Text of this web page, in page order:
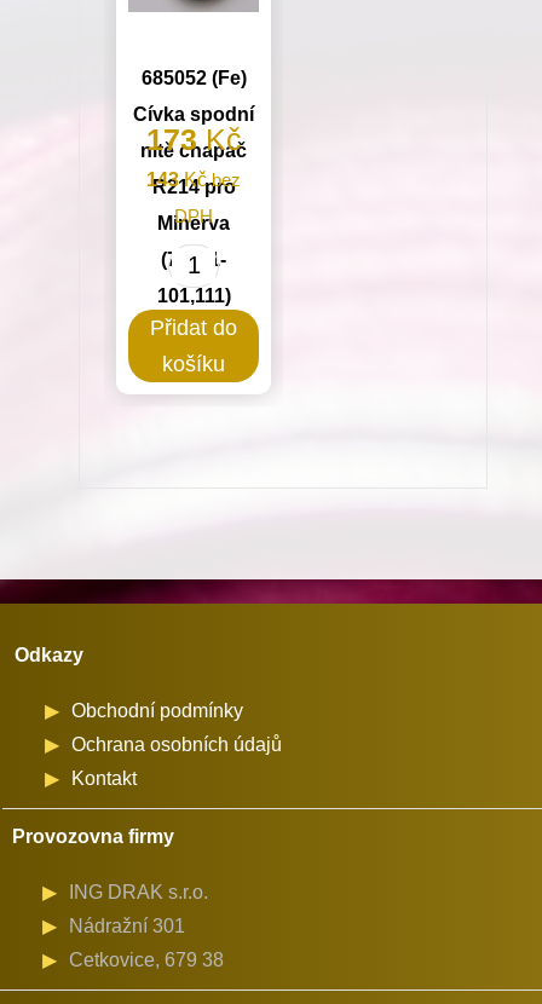
685052 (Fe)
Cívka spodní
nitě chapač
R214 pro
Minerva
(72711-
101,111)
173Kč
143Kčbez
DPH
685052
(Fe)
Cívka
spodní
(72711-
Přidat do
košíku
Odkazy
Obchodní podmínky
Ochrana osobních údajů
Kontakt
Provozovna firmy
ING DRAK s.r.o.
Nádražní 301
Cetkovice, 679 38